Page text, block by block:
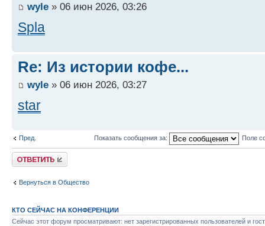
wyle » 06 июн 2026, 03:26
Spla
Re: Из истории кофе...
wyle » 06 июн 2026, 03:27
star
Пред. Показать сообщения за: Поле
Ответить
Вернуться в Общество
КТО СЕЙЧАС НА КОНФЕРЕНЦИИ
Сейчас этот форум просматривают: нет зарегистрированных пользователей и